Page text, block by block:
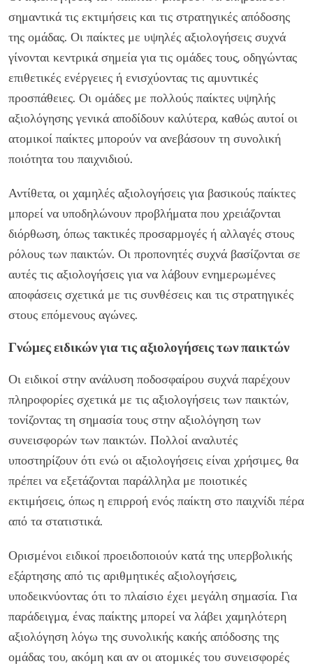
σημαντικά τις εκτιμήσεις και τις στρατηγικές απόδοσης
της ομάδας. Οι παίκτες με υψηλές αξιολογήσεις συχνά
γίνονται κεντρικά σημεία για τις ομάδες τους, οδηγώντας
επιθετικές ενέργειες ή ενισχύοντας τις αμυντικές
προσπάθειες. Οι ομάδες με πολλούς παίκτες υψηλής
αξιολόγησης γενικά αποδίδουν καλύτερα, καθώς αυτοί οι
ατομικοί παίκτες μπορούν να ανεβάσουν τη συνολική
ποιότητα του παιχνιδιού.
Αντίθετα, οι χαμηλές αξιολογήσεις για βασικούς παίκτες
μπορεί να υποδηλώνουν προβλήματα που χρειάζονται
διόρθωση, όπως τακτικές προσαρμογές ή αλλαγές στους
ρόλους των παικτών. Οι προπονητές συχνά βασίζονται σε
αυτές τις αξιολογήσεις για να λάβουν ενημερωμένες
αποφάσεις σχετικά με τις συνθέσεις και τις στρατηγικές
στους επόμενους αγώνες.
Γνώμες ειδικών για τις αξιολογήσεις των παικτών
Οι ειδικοί στην ανάλυση ποδοσφαίρου συχνά παρέχουν
πληροφορίες σχετικά με τις αξιολογήσεις των παικτών,
τονίζοντας τη σημασία τους στην αξιολόγηση των
συνεισφορών των παικτών. Πολλοί αναλυτές
υποστηρίζουν ότι ενώ οι αξιολογήσεις είναι χρήσιμες, θα
πρέπει να εξετάζονται παράλληλα με ποιοτικές
εκτιμήσεις, όπως η επιρροή ενός παίκτη στο παιχνίδι πέρα
από τα στατιστικά.
Ορισμένοι ειδικοί προειδοποιούν κατά της υπερβολικής
εξάρτησης από τις αριθμητικές αξιολογήσεις,
υποδεικνύοντας ότι το πλαίσιο έχει μεγάλη σημασία. Για
παράδειγμα, ένας παίκτης μπορεί να λάβει χαμηλότερη
αξιολόγηση λόγω της συνολικής κακής απόδοσης της
ομάδας του, ακόμη και αν οι ατομικές του συνεισφορές